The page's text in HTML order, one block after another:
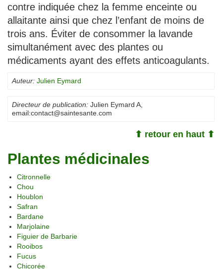
contre indiquée chez la femme enceinte ou
allaitante ainsi que chez l’enfant de moins de
trois ans. Éviter de consommer la lavande
simultanément avec des plantes ou
médicaments ayant des effets anticoagulants.
Auteur: Julien Eymard
Directeur de publication: Julien Eymard A
email:contact@saintesante.com
⬆ retour en haut ⬆
Plantes médicinales
Citronnelle
Chou
Houblon
Safran
Bardane
Marjolaine
Figuier de Barbarie
Rooibos
Fucus
Chicorée